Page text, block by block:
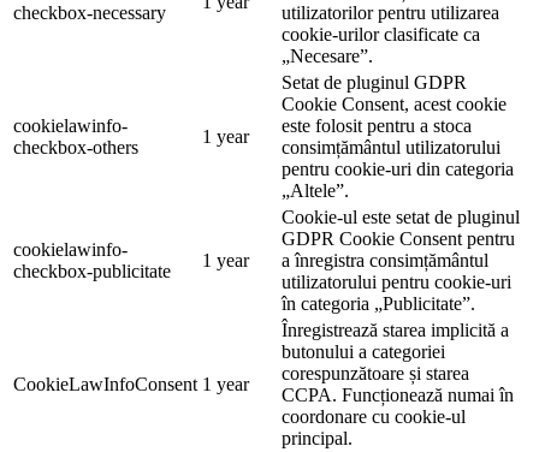
checkbox-necessary
utilizatorilor pentru utilizarea
cookie-urilor clasificate ca
„Necesare”.
cookielawinfo-
checkbox-others
1 year
Setat de pluginul GDPR
Cookie Consent, acest cookie
este folosit pentru a stoca
consimțământul utilizatorului
pentru cookie-uri din categoria
„Altele”.
cookielawinfo-
checkbox-publicitate
1 year
Cookie-ul este setat de pluginul
GDPR Cookie Consent pentru
a înregistra consimțământul
utilizatorului pentru cookie-uri
în categoria „Publicitate”.
CookieLawInfoConsent 1 year
Înregistrează starea implicită a
butonului a categoriei
corespunzătoare și starea
CCPA. Funcționează numai în
coordonare cu cookie-ul
principal.